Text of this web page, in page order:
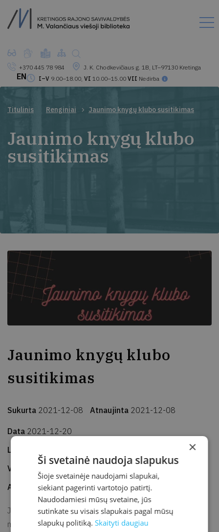
+370 445 78 984
J. K. Chodkevičiaus g. 1B, LT–97130 Kretinga
I–V 9.00–18.00, VI 10.00–15.00 VII Nedirba
EN
Titulinis Renginiai Jaunimo knygų klubo susitikimas
Jaunimo knygų klubo
susitikimas
Jaunimo knygų klubo
susitikimas
Sukurta 2021-12-08 Atnaujinta 2021-12-08
Data 2021-12-20
Laikas
Vieta
Kretingos r. sav. M. Valančiaus viešoji biblioteka
AdresasJ. K. Chodkevičiaus g. 1B, Kretinga
Jaunimo knygų klubo susitikimas! Jeigu tau 15–18 metų ir
mėgsti skaityti, prisijunk prie Jaunimo knygų klubo! Čia mes
×
Ši svetainė naudoja slapukus
Šioje svetainėje naudojami slapukai,
siekiant pagerinti vartotojo patirtį.
Naudodamiesi mūsų svetaine, jūs
sutinkate su visais slapukais pagal mūsų
slapukų politiką.Skaityti daugiau